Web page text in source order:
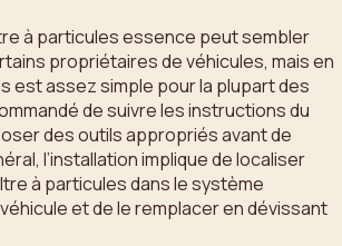
à particules essence peut sembler
propriétaires de véhicules, mais en
est assez simple pour la plupart des
de suivre les instructions du
des outils appropriés avant de
l’installation implique de localiser
à particules dans le système
et de le remplacer en dévissant